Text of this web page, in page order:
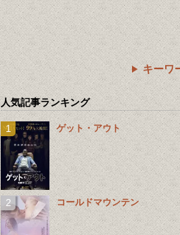
キーワ
人気記事ランキング
ゲット・アウト
コールドマウンテン